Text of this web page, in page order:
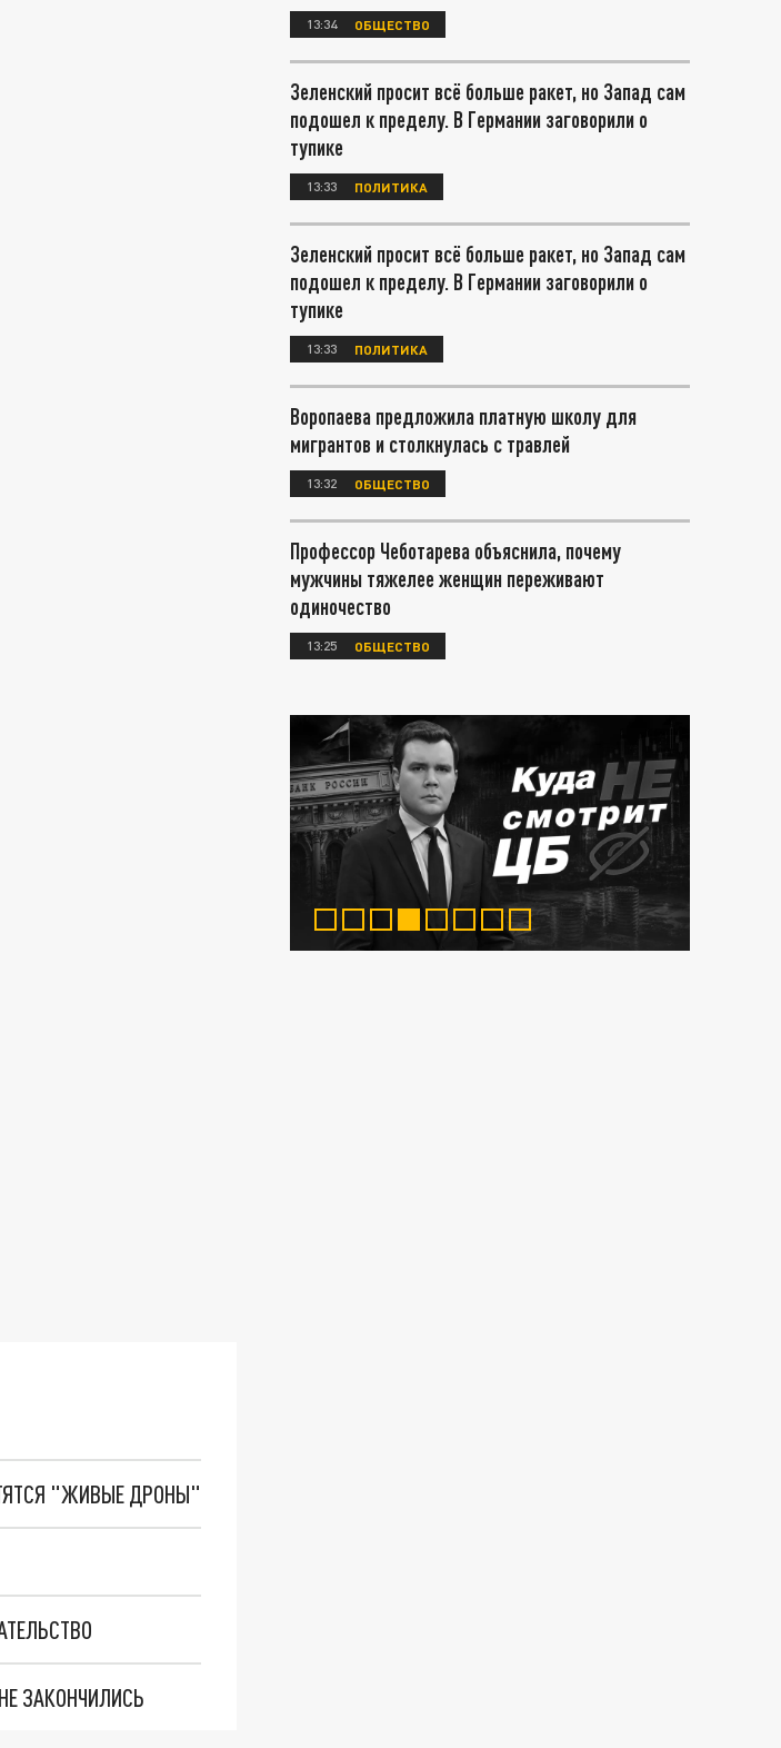
"ЖИВЫЕ ДРОНЫ"
ЗАКОНЧИЛИСЬ
13:34 ОБЩЕСТВО
Зеленский просит всё больше ракет, но Запад сам
подошел к пределу. В Германии заговорили о
тупике
13:33 ПОЛИТИКА
Зеленский просит всё больше ракет, но Запад сам
подошел к пределу. В Германии заговорили о
тупике
13:33 ПОЛИТИКА
Воропаева предложила платную школу для
мигрантов и столкнулась с травлей
13:32 ОБЩЕСТВО
Профессор Чеботарева объяснила, почему
мужчины тяжелее женщин переживают
одиночество
13:25 ОБЩЕСТВО